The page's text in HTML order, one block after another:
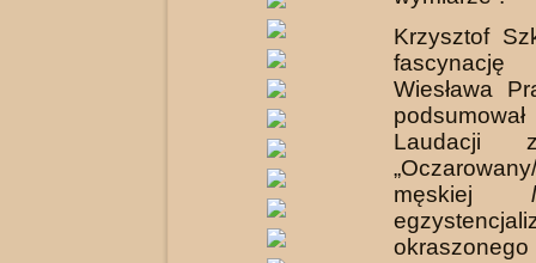
Krzysztof
fascynację
Wiesława
Laudacji
męskiej